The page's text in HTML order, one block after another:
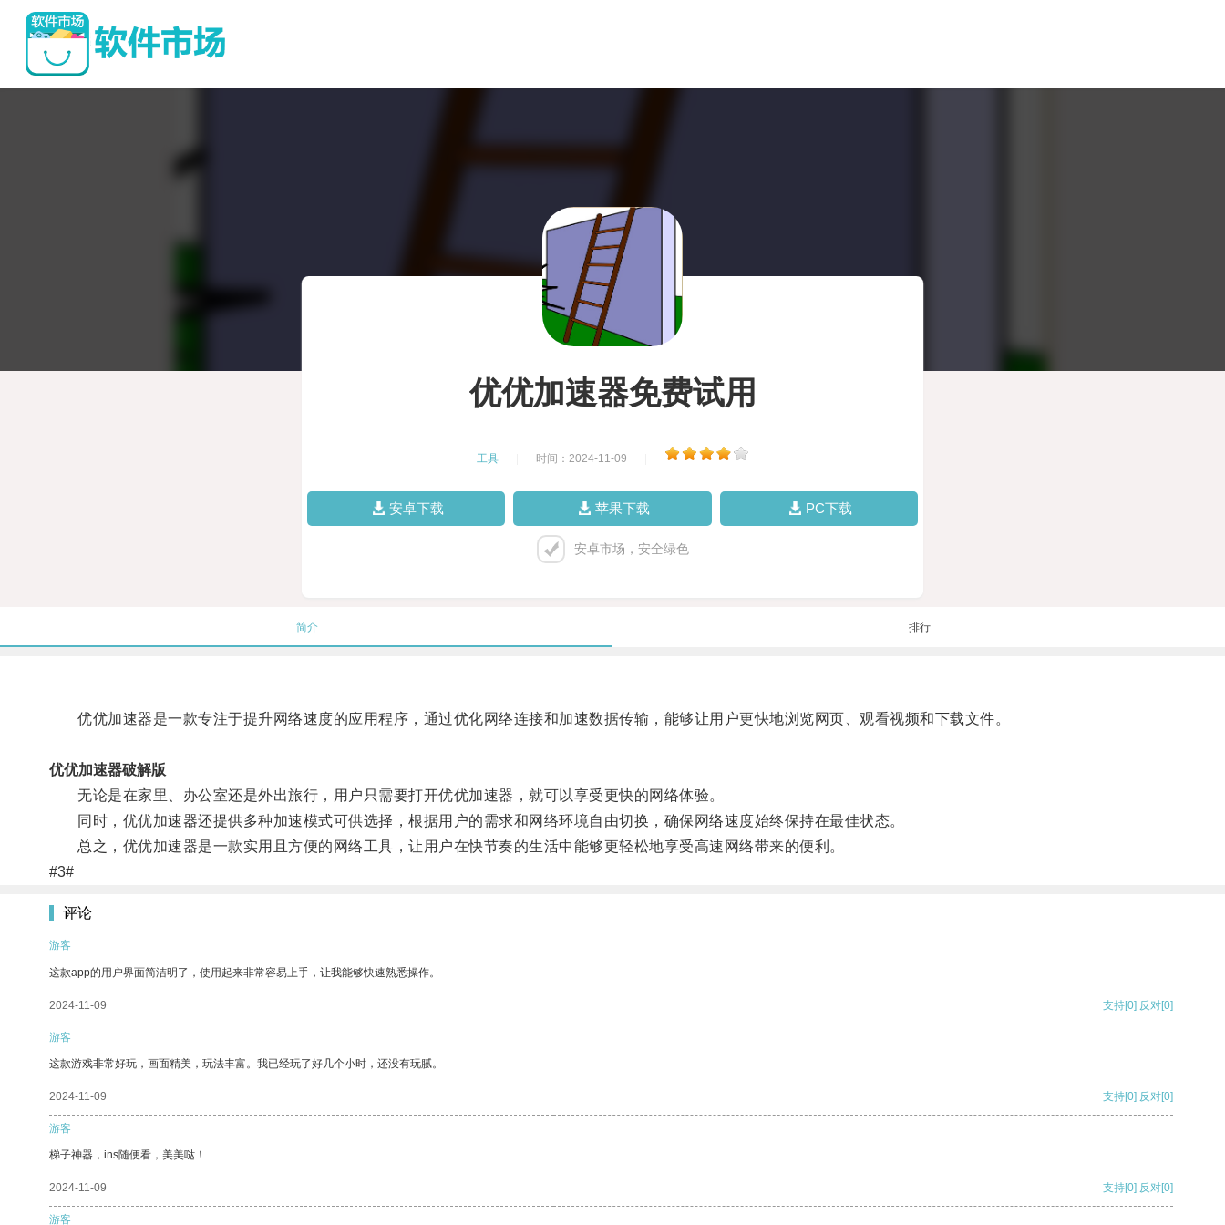
优优加速器免费试用
工具 时间：2024-11-09
安卓下载 苹果下载 PC下载
安卓市场，安全绿色
简介 排行
优优加速器是一款专注于提升网络速度的应用程序，通过优化网络连接和加速数据传输，能够让用户更快地浏览网页、观看视频和下载文件。
优优加速器破解版
无论是在家里、办公室还是外出旅行，用户只需要打开优优加速器，就可以享受更快的网络体验。
同时，优优加速器还提供多种加速模式可供选择，根据用户的需求和网络环境自由切换，确保网络速度始终保持在最佳状态。
总之，优优加速器是一款实用且方便的网络工具，让用户在快节奏的生活中能够更轻松地享受高速网络带来的便利。
#3#
评论
游客
这款app的用户界面简洁明了，使用起来非常容易上手，让我能够快速熟悉操作。
2024-11-09 支持[0] 反对[0]
游客
这款游戏非常好玩，画面精美，玩法丰富。我已经玩了好几个小时，还没有玩腻。
2024-11-09 支持[0] 反对[0]
游客
梯子神器，ins随便看，美美哒！
2024-11-09 支持[0] 反对[0]
游客